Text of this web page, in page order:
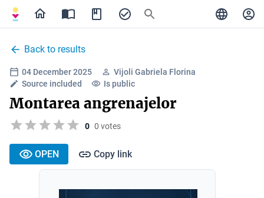
Back to results
04 December 2025
Vijoli Gabriela Florina
Source included
Is public
Montarea angrenajelor
0 0 votes
OPEN Copy link